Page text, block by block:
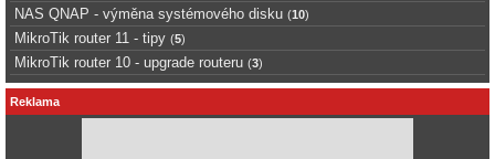
NAS QNAP - výměna systémového disku (10)
MikroTik router 11 - tipy (5)
MikroTik router 10 - upgrade routeru (3)
Reklama